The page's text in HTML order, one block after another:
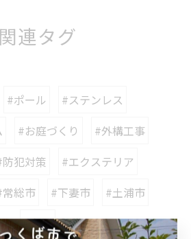
関連タグ
#ポール
#ステンレス
#お庭づくり
#外構工事
犯対策
#エクステリア
総市 #下妻市
#土浦市
#和園